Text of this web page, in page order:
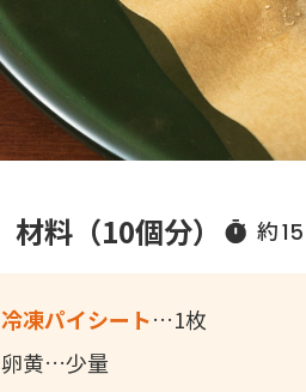
材料（10個分） 約15
冷凍パイシート
1枚
卵黄
少量